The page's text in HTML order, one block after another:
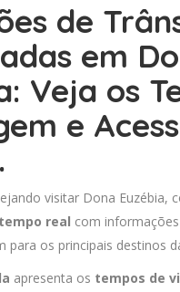
de
em
Veja os
e
visitar Dona Euzébia,
real com
para os principais destinos
apresenta os tempos de